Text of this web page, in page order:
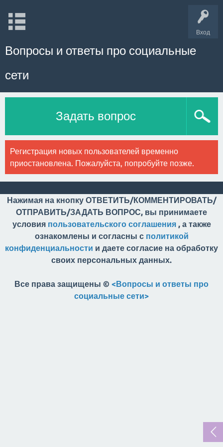
Вход
Вопросы и ответы про социальные
сети
Задать вопрос
Регистрация новых пользователей временно
приостановлена. Пожалуйста, попробуйте позже.
Нажимая на кнопку ОТВЕТИТЬ/КОММЕНТИРОВАТЬ/
ОТПРАВИТЬ/ЗАДАТЬ ВОПРОС, вы принимаете
условия пользовательского соглашения, а также
ознакомлены и согласны с политикой
конфиденциальности и даете согласие на обработку
своих персональных данных.
Все права защищены © <Вопросы и ответы про
социальные сети>